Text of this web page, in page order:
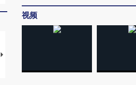
【推广】走进第四届链博
有意思的生活方式·第
视频